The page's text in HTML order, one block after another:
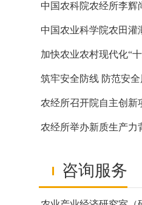
中国农科院农经所李辉
加快农业农村现代化“
农经所召开院自主创新
农经所举办新质生产力
咨询服务